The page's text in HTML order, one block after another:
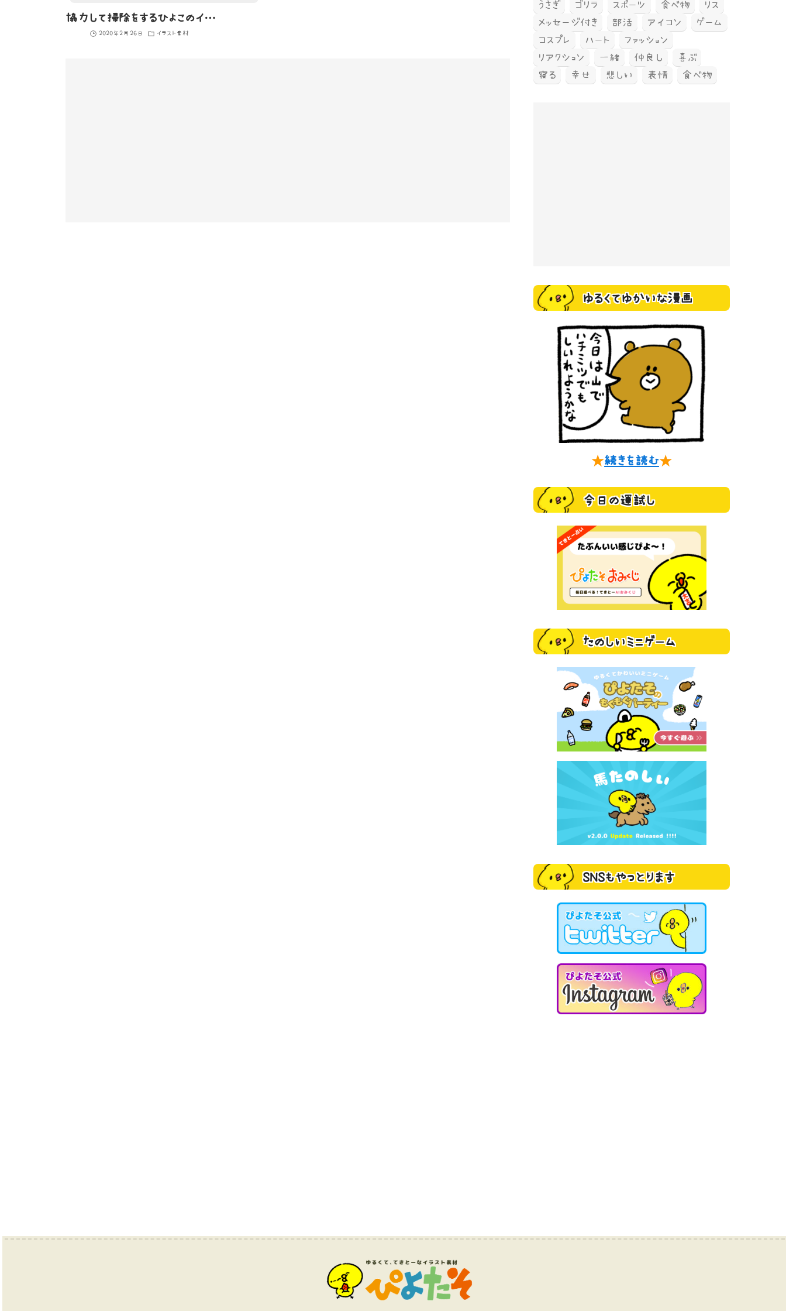
協力して掃除をするひよこのイラスト
2020年2月26日 イラスト素材
うさぎ ゴリラ スポーツ 食べ物
リス
メッセージ付き
部活 アイコン
ゲーム
コスプレ
ハート
ファッション
リアクション
一緒 仲良し
喜ぶ
寝る
幸せ 悲しい 表情 食べ物
ゆるくてゆかいな漫画
★続きを読む★
今日の運試し
たのしいミニゲーム
SNSもやっとります